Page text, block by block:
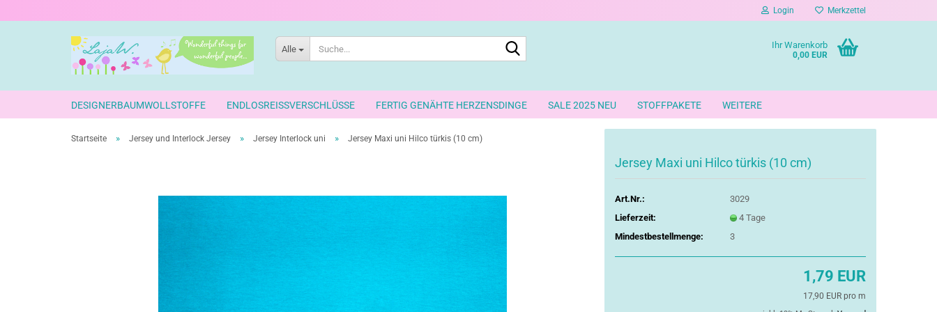
Login Merkzettel
Alle Ihr Warenkorb
0,00 EUR
DESIGNERBAUMWOLLSTOFFE ENDLOSREISSVERSCHLÜSSE FERTIG GENÄHTE HERZENSDINGE SALE 2025 NEU STOFFPAKETE WEITERE
Startseite » Jersey und Interlock Jersey » Jersey Interlock uni » Jersey Maxi uni Hilco türkis (10 cm)
Jersey Maxi uni Hilco türkis (10 cm)
Art.Nr.:
3029
Lieferzeit:
4 Tage
Mindestbestellmenge:
3
1,79 EUR
17,90 EUR pro m